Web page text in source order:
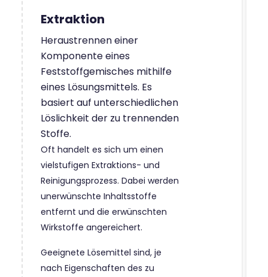
Extraktion
Heraustrennen einer
Komponente eines
Feststoffgemisches mithilfe
eines Lösungsmittels. Es
basiert auf unterschiedlichen
Löslichkeit der zu trennenden
Stoffe.
Oft handelt es sich um einen
vielstufigen Extraktions- und
Reinigungsprozess. Dabei werden
unerwünschte Inhaltsstoffe
entfernt und die erwünschten
Wirkstoffe angereichert.
Geeignete Lösemittel sind, je
nach Eigenschaften des zu